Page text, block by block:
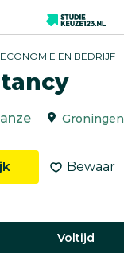
EN BEDRIJF
Groningen
Bewaar
Voltijd